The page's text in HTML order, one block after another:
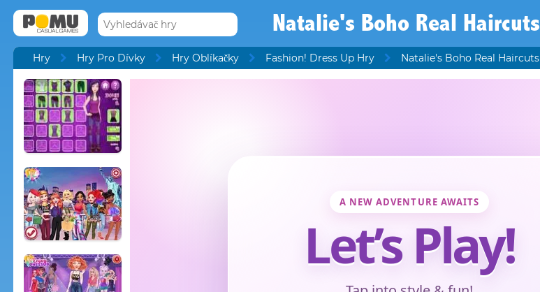
Natalie's Boho Real Haircuts
Hry Hry Pro Dívky Hry Oblíkačky Fashion! Dress Up Hry Natalie's Boho Real Haircuts